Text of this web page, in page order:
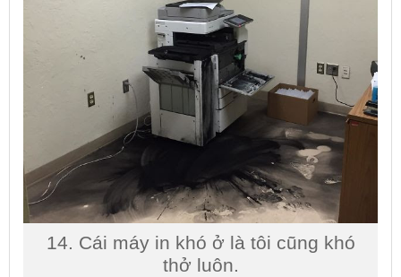
14. Cái máy in khó ở là tôi cũng khó
thở luôn.